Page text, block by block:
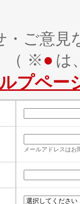
・ご意見
（ ※● は
プペー
メールアドレスは